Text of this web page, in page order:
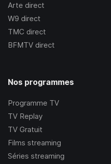
Arte direct
W9 direct
TMC direct
BFMTV direct
Nos programmes
Programme TV
TV Replay
TV Gratuit
Films streaming
Séries streaming